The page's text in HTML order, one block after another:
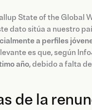
State of the Global
dato sitúa a nuestro
a perfiles
es que, según
año, debido a falta
de la